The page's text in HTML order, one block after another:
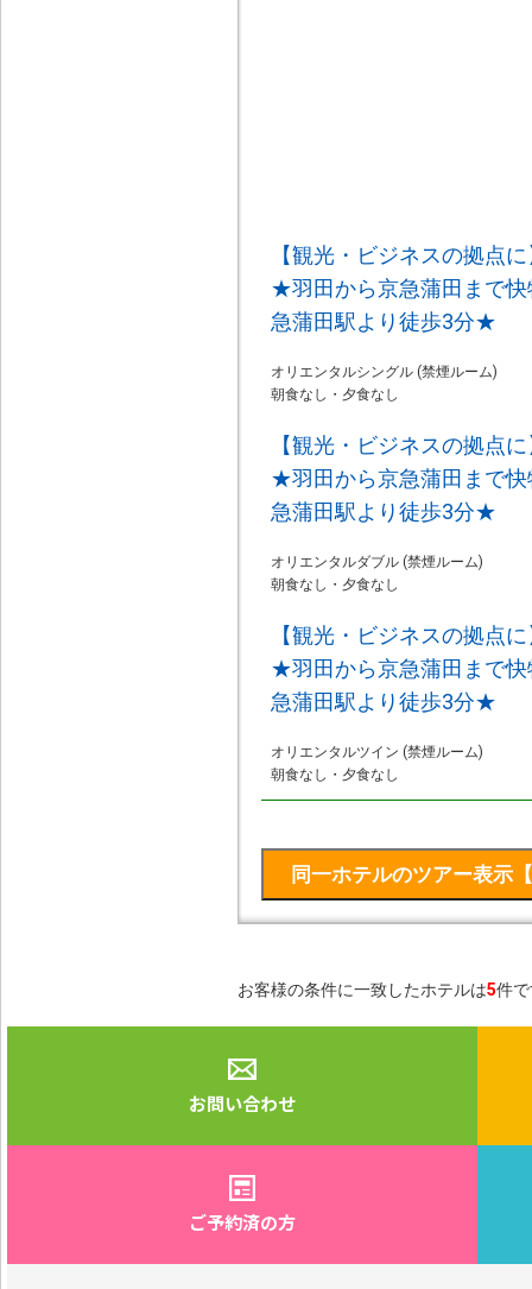
【観光・ビジネスの拠点
★羽田から京急蒲田まで快
急蒲田駅より徒歩3分★
オリエンタルシングル (禁煙ルーム)
朝食なし・夕食なし
【観光・ビジネスの拠点
★羽田から京急蒲田まで快
急蒲田駅より徒歩3分★
オリエンタルダブル (禁煙ルーム)
朝食なし・夕食なし
【観光・ビジネスの拠点
★羽田から京急蒲田まで快
急蒲田駅より徒歩3分★
オリエンタルツイン (禁煙ルーム)
朝食なし・夕食なし
お客様の条件に一致したホテルは5件
お問い合わせ
ご予約済の方